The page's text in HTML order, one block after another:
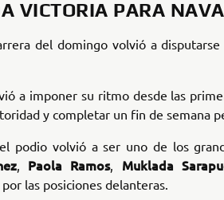
VICTORIA PARA
del domingo volvió a
a imponer su ritmo desde las
y completar un fin de semana
podio volvió a ser uno de los
, Paola Ramos, Muklada
las posiciones delanteras.